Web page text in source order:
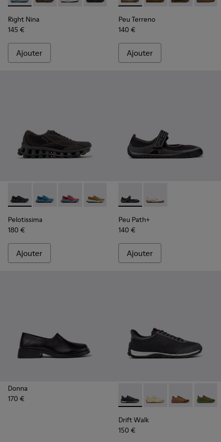
Right Nina
145 €
Ajouter
Peu Terreno
140 €
Ajouter
Pelotissima - K201922-006 - Baskets noires et grises en
Pelotissima - K201922-011 - Baskets bleues en
Pelotissima - K201922-010 - Baskets
Pelotissima - K201922-007 - Baskets
Pelotissima
180 €
Ajouter
Peu Path+ - K201987-001 -
Peu Path+ -
Peu Path+
140 €
Ajouter
Donna
170 €
Drift Walk - K201885-009 -
Drift Walk -Drift Walk -
Drift
Drift Walk
150 €